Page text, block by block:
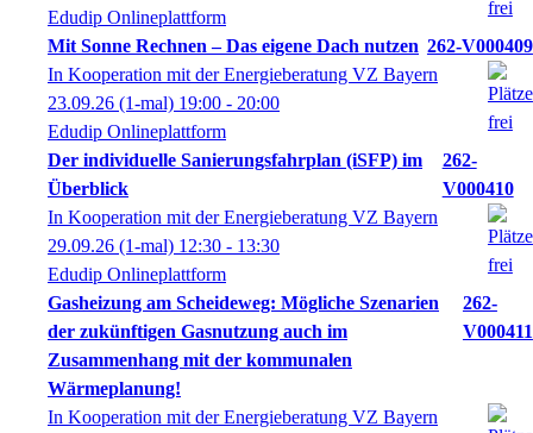
Edudip Onlineplattform
Mit Sonne Rechnen – Das eigene Dach nutzen 262-V000409
In Kooperation mit der Energieberatung VZ Bayern
23.09.26 (1-mal) 19:00 - 20:00
Edudip Onlineplattform
Der individuelle Sanierungsfahrplan (iSFP) im
Überblick
262-
V000410
In Kooperation mit der Energieberatung VZ Bayern
29.09.26 (1-mal) 12:30 - 13:30
Edudip Onlineplattform
Gasheizung am Scheideweg: Mögliche Szenarien
der zukünftigen Gasnutzung auch im
Zusammenhang mit der kommunalen
Wärmeplanung!
262-
V000411
In Kooperation mit der Energieberatung VZ Bayern